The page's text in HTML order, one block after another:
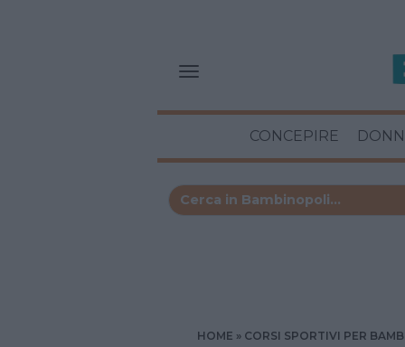
CONCEPIRE
HOME CORSI SPORTIVI PER